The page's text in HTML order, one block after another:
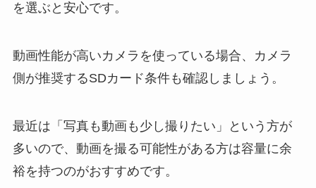
を選ぶと安心です。
動画性能が高いカメラを使っている場合、カメラ
側が推奨するSDカード条件も確認しましょう。
最近は「写真も動画も少し撮りたい」という方が
多いので、動画を撮る可能性がある方は容量に余
裕を持つのがおすすめです。